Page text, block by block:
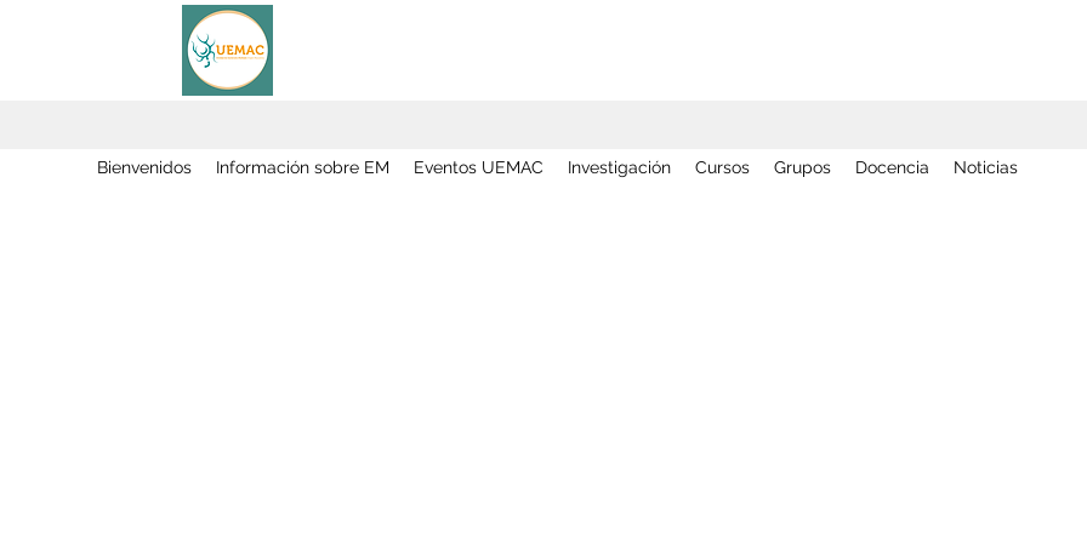
Bienvenidos Información sobre EM Eventos UEMAC Investigación Cursos Grupos Docencia Noticias